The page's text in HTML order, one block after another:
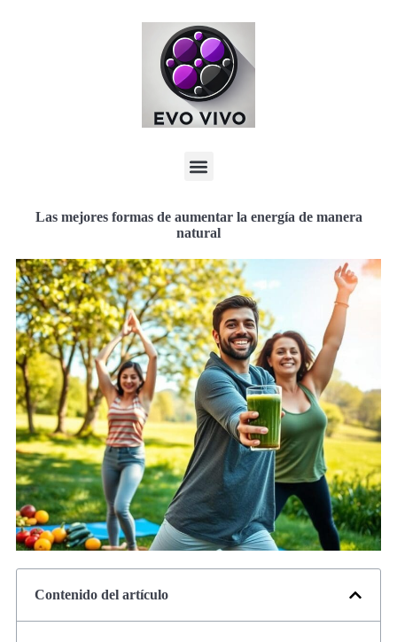
Las mejores formas de aumentar la energía de manera
natural
Contenido del artículo